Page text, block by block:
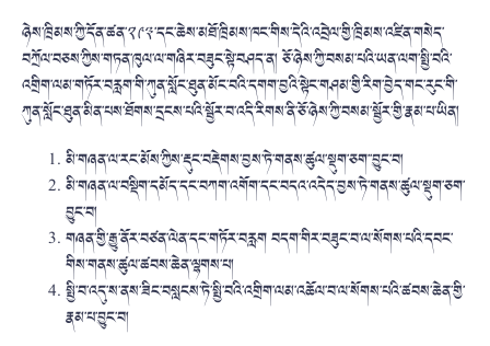
ཉེས་ཁྲིམས་ཀྱི་དོན་ཚན་༢༩༣་དང་ཆེས་མཐོ་ཁྲིམས་ཁང་གིས་དེའི་འབྲེལ་གྱི་ཁྲིམས་འཛིན་གསེད་
བཀྲོལ་བཅས་ཀྱིས་གཏན་ཁུལ་ལ་གཞིར་བཟུང་སྟེ་བཤད་ན། ཅོ་ཉེས་ཀྱི་བསམ་པའི་ཡན་ལག་སྤྱི་བའི་
འགྲིག་ལམ་གཏོར་བརླག་གི་ཀུན་སློང་ཐུན་མོང་བའི་དགག་བྱའི་སྟེང་གཤམ་གྱི་རིག་བྱེད་གང་རུང་གི་
ཀུན་སློང་ཐུན་མིན་པས་ཐོགས་དྲངས་པའི་སྦྱོར་བ་འདི་རིགས་ནི་ཅོ་ཉེས་ཀྱི་བསམ་སྦྱོར་གྱི་རྣམ་པ་ཡིན།
མི་གཞན་ལ་རང་མོས་ཀྱིས་རྡུང་བརྡེགས་བྱས་ཏེ་གནས་ཚུལ་སྡུག་ཅག་་བྱུང་བ།
མི་གཞན་ལ་བསྡིག་དམོད་དང་བཀག་འགོག་དང་བདའ་འདེད་བྱས་ཏེ་གནས་ཚུལ་སྡུག་ཅག་
བྱུང་བ།
གཞན་གྱི་རྒྱུ་ནོར་བཙན་ལེན་དང་གཏོར་བརླག བདག་གིར་བཟུང་བ་ལ་སོགས་པའི་དབང་
གིས་གནས་ཚུལ་ཚབས་ཆེན་ལྷགས་པ།
སྤྱི་བ་འདུ་ས་ནས་ཟིང་བསླངས་ཏེ་སྤྱི་བའི་འགྲིག་ལམ་འཆོལ་བ་ལ་སོགས་པའི་ཚབས་ཆེན་གྱི་
རྣམ་པ་བྱུང་བ།